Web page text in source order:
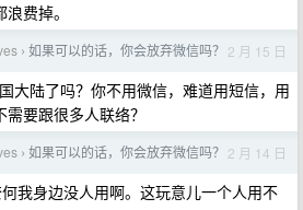
费掉。
› 如果可以的话，你会放弃微信吗？ 2 月 15 日
大陆了吗？你不用微信，难道用短信，用
要跟很多人联络？
› 如果可以的话，你会放弃微信吗？ 2 月 14 日
我身边没人用啊。这玩意儿一个人用不